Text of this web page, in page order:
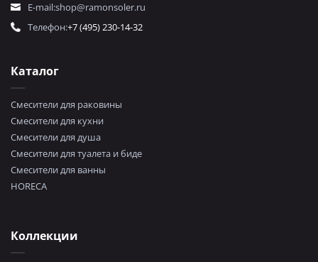
Каталог
Смесители для раковины
Смесители для кухни
Смесители для душа
Смесители для туалета и биде
Смесители для ванны
HORECA
Коллекции
E-mail:shop@ramonsoler.ru
Телефон:+7 (495) 230-14-32